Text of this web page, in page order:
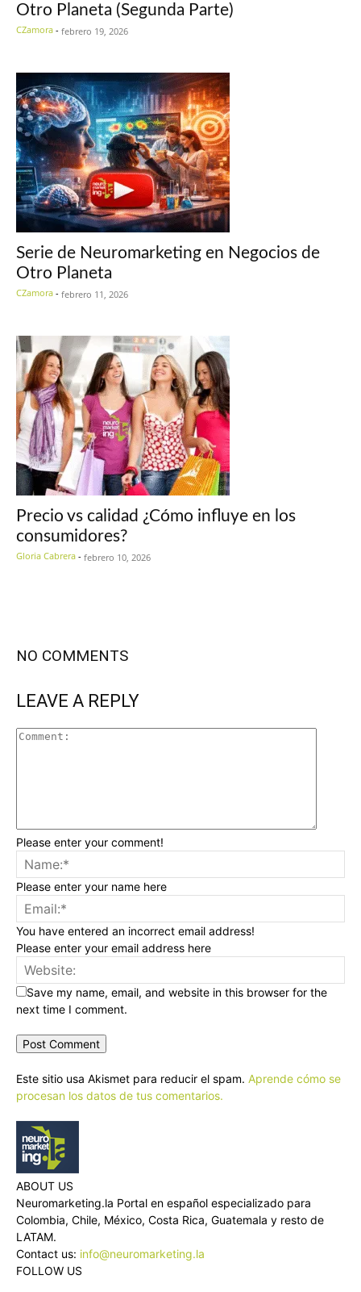
Otro Planeta (Segunda Parte)
CZamora - febrero 19, 2026
Serie de Neuromarketing en Negocios de
Otro Planeta
CZamora - febrero 11, 2026
Precio vs calidad ¿Cómo influye en los
consumidores?
Gloria Cabrera - febrero 10, 2026
NO COMMENTS
LEAVE A REPLY
Please enter your comment!
Please enter your name here
You have entered an incorrect email address!
Please enter your email address here
Save my name, email, and website in this browser for the
next time I comment.
Este sitio usa Akismet para reducir el spam. Aprende cómo se
procesan los datos de tus comentarios.
ABOUT US
Neuromarketing.la Portal en español especializado para
Colombia, Chile, México, Costa Rica, Guatemala y resto de
LATAM.
Contact us: info@neuromarketing.la
FOLLOW US